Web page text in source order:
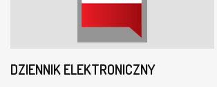
DZIENNIK ELEKTRONICZNY